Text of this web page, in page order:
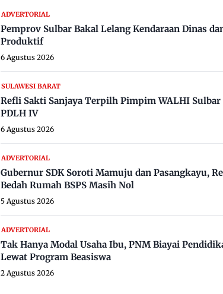
ADVERTORIAL
Pemprov Sulbar Bakal Lelang Kendaraan Dinas
Produktif
6 Agustus 2026
SULAWESI BARAT
Refli Sakti Sanjaya Terpilh Pimpim WALHI
PDLH IV
6 Agustus 2026
ADVERTORIAL
Gubernur SDK Soroti Mamuju dan Pasangkayu,
Bedah Rumah BSPS Masih Nol
5 Agustus 2026
ADVERTORIAL
Tak Hanya Modal Usaha Ibu, PNM Biayai
Lewat Program Beasiswa
2 Agustus 2026